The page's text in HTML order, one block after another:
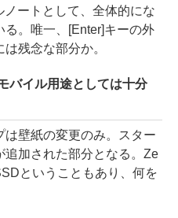
ートとして、全体的にな
。唯一、[Enter]キーの外
残念な部分か。
バイル用途としては十分
壁紙の変更のみ。スター
追加された部分となる。Ze
ということもあり、何を